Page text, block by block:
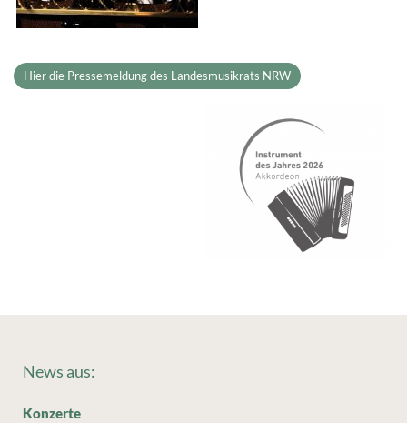
News aus:
Konzerte
Hier die Pressemeldung des Landesmusikrats NRW